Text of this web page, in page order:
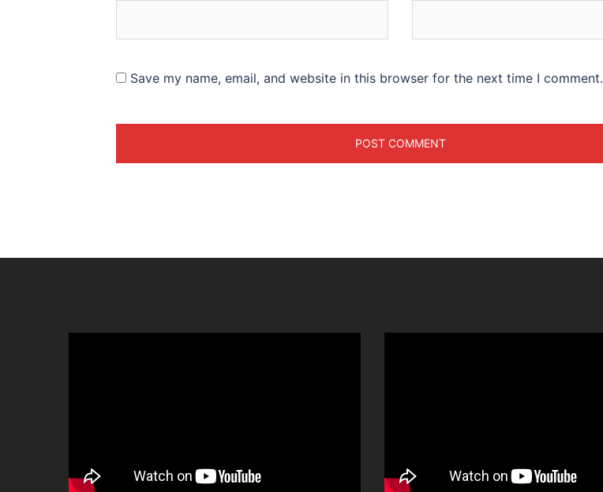
Save my name, email, and website in this browser for the next time I comment.